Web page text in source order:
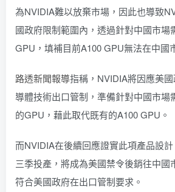
為NVIDIA難以放棄市場，因此也導致
國政府限制範圍內，透過針對中國市場
GPU，填補目前A100 GPU無法在中國
路透新聞報導指稱，NVIDIA將因應美
導體技術出口管制，準備針對中國市場
的GPU，藉此取代既有的A100 GPU。
而NVIDIA在後續回應證實此項產品設
三季投產，將成為美國禁令後銷往中國
符合美國政府在出口管制要求。